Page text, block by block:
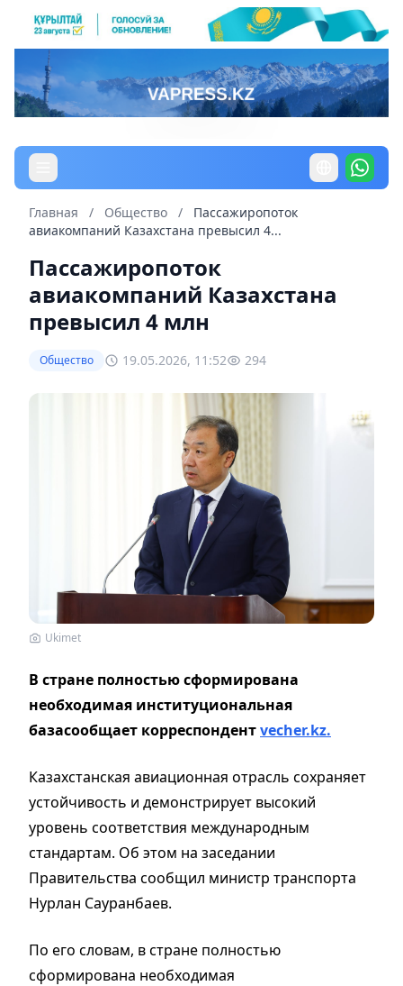
Главная / Общество /
Пассажиропоток
авиакомпаний Казахстана превысил 4...
Пассажиропоток
авиакомпаний Казахстана
превысил 4 млн
Общество 19.05.2026, 11:52 294
Ukimet
В стране полностью сформирована
необходимая институциональная
базасообщает корреспондентvecher.kz.
Казахстанская авиационная отрасль сохраняет
устойчивость и демонстрирует высокий
уровень соответствия международным
стандартам. Об этом на заседании
Правительства сообщил министр транспорта
Нурлан Сауранбаев.
По его словам, в стране полностью
сформирована необходимая